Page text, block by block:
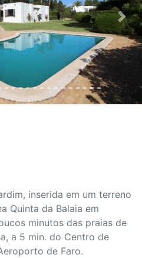
Next
inserida em um terreno
Quinta da Balaia em
minutos das praias de
a 5 min. do Centro de
de Faro.